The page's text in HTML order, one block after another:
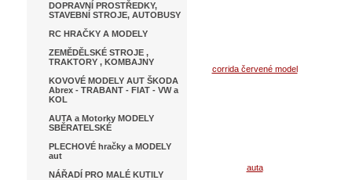
DOPRAVNÍ PROSTŘEDKY,
STAVEBNÍ STROJE, AUTOBUSY
RC HRAČKY A MODELY
ZEMĚDĚLSKÉ STROJE ,
TRAKTORY , KOMBAJNY
KOVOVÉ MODELY AUT ŠKODA
Abrex - TRABANT - FIAT - VW a
KOL
AUTA a Motorky MODELY
SBĚRATELSKÉ
PLECHOVÉ hračky a MODELY
aut
NÁŘADÍ PRO MALÉ KUTILY